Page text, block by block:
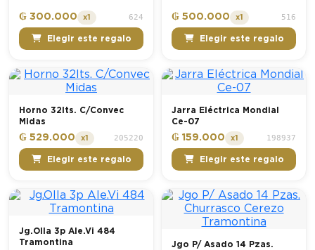
₲ 300.000 x1 624
Elegir este regalo
₲ 500.000 x1 516
Elegir este regalo
Horno 32lts. C/Convec
Midas
₲ 529.000 x1 205220
Elegir este regalo
Jarra Eléctrica Mondial
Ce-07
₲ 159.000 x1 198937
Elegir este regalo
Jg.Olla 3p Ale.Vi 484
Tramontina
Jgo P/ Asado 14 Pzas.